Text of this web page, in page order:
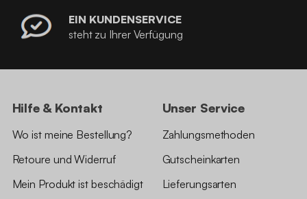
EIN KUNDENSERVICE
steht zu Ihrer Verfügung
Hilfe & Kontakt
Wo ist meine Bestellung?
Retoure und Widerruf
Mein Produkt ist beschädigt
Unser Service
Zahlungsmethoden
Gutscheinkarten
Lieferungsarten